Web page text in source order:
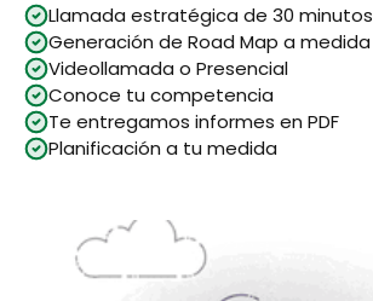
Llamada estratégica de 30 minutos
Generación de Road Map a medida
Videollamada o Presencial
Conoce tu competencia
Te entregamos informes en PDF
Planificación a tu medida